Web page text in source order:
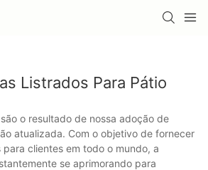
Listrados Para Pátio
o resultado de nossa adoção de
atualizada. Com o objetivo de fornecer
clientes em todo o mundo, a
se aprimorando para